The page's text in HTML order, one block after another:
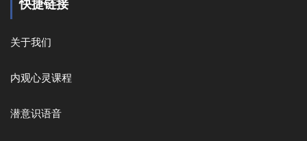
快捷链接
关于我们
内观心灵课程
潜意识语音